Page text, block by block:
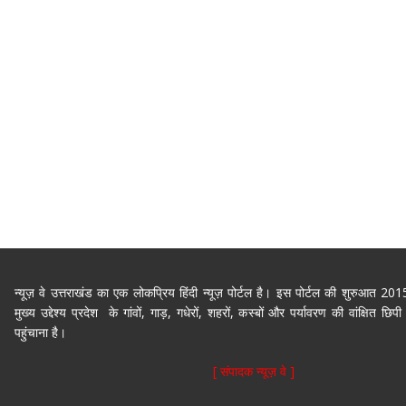
न्यूज़ वे उत्तराखंड का एक लोकप्रिय हिंदी न्यूज़ पोर्टल है। इस पोर्टल की शुरुआत
मुख्य उद्देश्य प्रदेश के गांवों, गाड़, गधेरों, शहरों, कस्बों और पर्यावरण की वांक्षित
पहुंचाना है।
[ संपादक न्यूज़ वे ]